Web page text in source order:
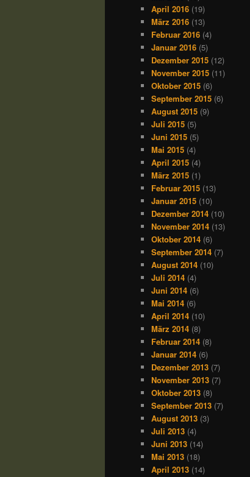
April 2016 (19)
März 2016 (13)
Februar 2016 (4)
Januar 2016 (5)
Dezember 2015 (12)
November 2015 (11)
Oktober 2015 (6)
September 2015 (6)
August 2015 (9)
Juli 2015 (5)
Juni 2015 (5)
Mai 2015 (4)
April 2015 (4)
März 2015 (1)
Februar 2015 (13)
Januar 2015 (10)
Dezember 2014 (10)
November 2014 (13)
Oktober 2014 (6)
September 2014 (7)
August 2014 (10)
Juli 2014 (4)
Juni 2014 (6)
Mai 2014 (6)
April 2014 (10)
März 2014 (8)
Februar 2014 (8)
Januar 2014 (6)
Dezember 2013 (7)
November 2013 (7)
Oktober 2013 (8)
September 2013 (7)
August 2013 (3)
Juli 2013 (4)
Juni 2013 (14)
Mai 2013 (18)
April 2013 (14)